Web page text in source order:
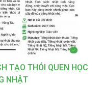
TẠO THÓI QUEN HỌC
NHẬT